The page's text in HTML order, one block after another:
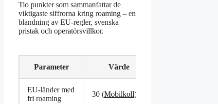
Tio punkter som sammanfattar de
viktigaste siffrorna kring roaming – en
blandning av EU-regler, svenska
pristak och operatörsvillkor.
Parameter Värde
EU-länder med
fri roaming
30 (Mobilkoll)